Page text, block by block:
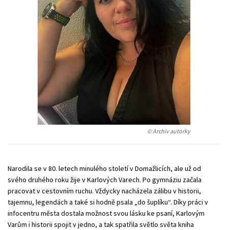
Young adult (SK)
Zahraniční literatura Zdraví a životní styl
Všechny tituly
© Archiv autorky
Narodila se v 80. letech minulého století v Domažlicích, ale už od
svého druhého roku žije v Karlových Varech. Po gymnáziu začala
pracovat v cestovním ruchu. Vždycky nacházela zálibu v historii,
tajemnu, legendách a také si hodně psala „do šuplíku“. Díky práci v
infocentru města dostala možnost svou lásku ke psaní, Karlovým
Varům i historii spojit v jedno, a tak spatřila světlo světa kniha